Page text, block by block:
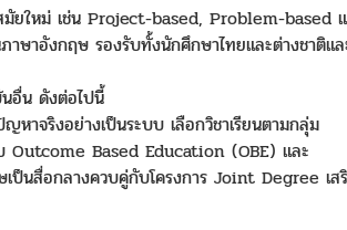
มัยใหม่ เช่น Project-based, Problem-based
ษาอังกฤษ รองรับทั้งนักศึกษาไทยและต่างชาติแล
อื่น ดังต่อไปนี้
าจริงอย่างเป็นระบบ เลือกวิชาเรียนตามกลุ่ม
Outcome Based Education (OBE) และ
นสื่อกลางควบคู่กับโครงการ Joint Degree เส